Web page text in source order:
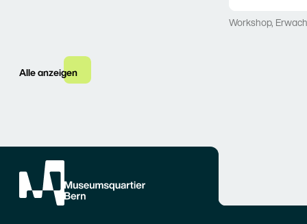
Workshop,
Alle anzeigen